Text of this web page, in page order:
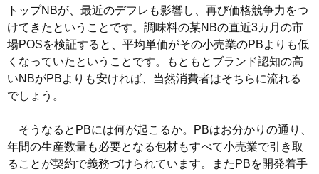
トップNBが、最近のデフレも影響し、再び価格競争力をつ
けてきたということです。調味料の某NBの直近3カ月の市
場POSを検証すると、平均単価がその小売業のPBよりも低
くなっていたということです。もともとブランド認知の高
いNBがPBよりも安ければ、当然消費者はそちらに流れる
でしょう。
そうなるとPBには何が起こるか。PBはお分かりの通り、
年間の生産数量も必要となる包材もすべて小売業で引き取
ることが契約で義務づけられています。またPBを開発着手